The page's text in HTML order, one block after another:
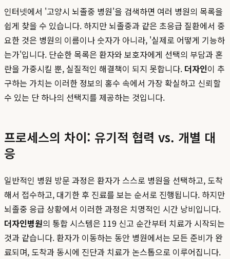
인터넷에서 '고양시 뇌졸중 병원'을 검색하면 여러 병원의 목록을
쉽게 찾을 수 있습니다. 하지만 뇌졸중과 같은 초응급 질환에서 중
요한 것은 병원의 이름이나 숫자가 아니라, '실제로 어떻게 기능하
는가'입니다. 단순한 목록은 환자와 보호자에게 선택의 부담과 혼
란을 가중시킬 뿐, 실질적인 해결책이 되지 못합니다. 더자인이 추
구하는 가치는 이러한 정보의 홍수 속에서 가장 확실하고 신뢰할
수 있는 단 하나의 선택지를 제공하는 것입니다.
프로세스의 차이: 유기적 협력 vs. 개별 대
응
일반적인 병원 방문 과정은 환자가 스스로 병원을 선택하고, 도착
해서 접수하고, 대기한 후 진료를 보는 순서로 진행됩니다. 하지만
뇌졸중 응급 상황에서 이러한 과정은 치명적인 시간 낭비입니다.
더자인병원의 통합 시스템은 119 신고 순간부터 치료가 시작되는
것과 같습니다. 환자가 이동하는 동안 병원에서는 모든 준비가 완
료되며, 도착과 동시에 진단과 치료가 논스톱으로 이루어집니다.